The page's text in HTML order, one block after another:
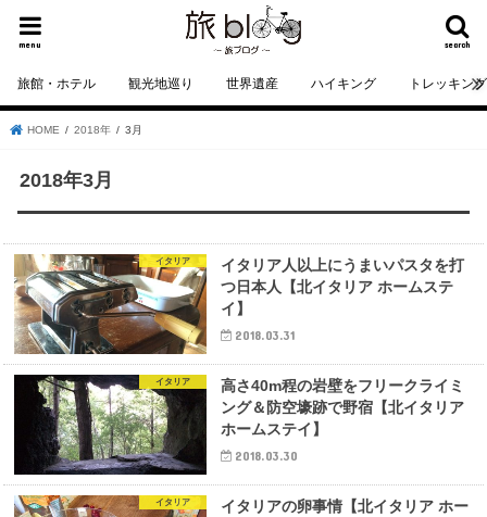
search
menu
旅館・ホテル 観光地巡り 世界遺産 ハイキング トレッキング
HOME 2018年 3月
2018年3月
イタリア
イタリア人以上にうまいパスタを打
つ日本人【北イタリア ホームステ
イ】
2018.03.31
イタリア
高さ40m程の岩壁をフリークライミ
ング＆防空壕跡で野宿【北イタリア
ホームステイ】
2018.03.30
イタリア
イタリアの卵事情【北イタリア ホー